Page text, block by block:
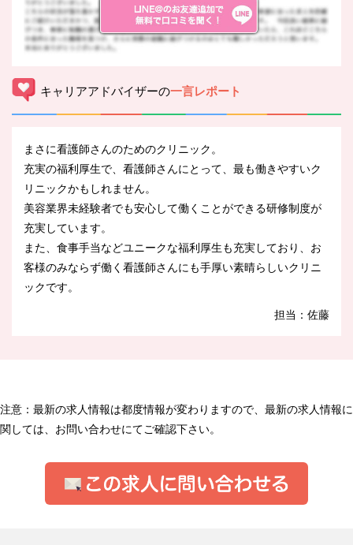
キャリアアドバイザーの一言レポート
まさに看護師さんのためのクリニック。
充実の福利厚生で、看護師さんにとって、最も働きやすいク
リニックかもしれません。
美容業界未経験者でも安心して働くことができる研修制度が
充実しています。
また、食事手当などユニークな福利厚生も充実しており、お
客様のみならず働く看護師さんにも手厚い素晴らしいクリニ
ックです。
担当：佐藤
注意：最新の求人情報は都度情報が変わりますので、最新の求人情報に
関しては、お問い合わせにてご確認下さい。